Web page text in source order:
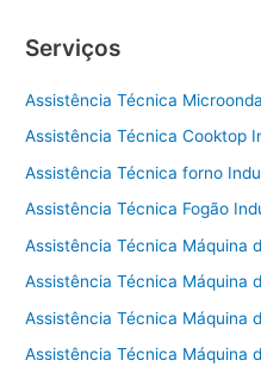
Serviços
Assistência Técnica
Assistência Técnica Cooktop
Assistência Técnica forno
Assistência Técnica Fogão
Assistência Técnica Máquina
Assistência Técnica Máquina
Assistência Técnica Máquina
Assistência Técnica Máquina